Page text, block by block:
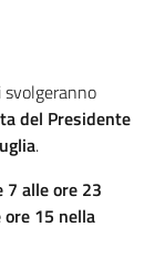
svolgeranno
del Presidente
.
7 alle ore 23
15 nella